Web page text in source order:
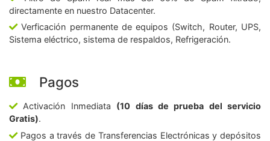
directamente en nuestro Datacenter.
Verficación permanente de equipos (Switch, Router, UPS,
Sistema eléctrico, sistema de respaldos, Refrigeración.
Pagos
Activación Inmediata (10 días de prueba del servicio
Gratis).
Pagos a través de Transferencias Electrónicas y depósitos